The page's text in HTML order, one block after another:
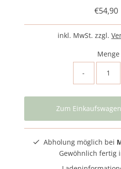
€54,90
inkl. MwSt. zzgl.
Menge
-
Abholung möglich bei
Gewöhnlich fertig